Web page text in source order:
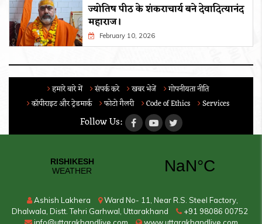
ज्योतिष पीठ के शंकराचार्य बने देवादित्यानंद
महाराज।
February 10, 2026
हमारे बारे में संपर्क करे खबर भेजें
गोपनीयता नीति
कॉपीराइट और ट्रेडमार्क
फोटो गैलरी Code of Ethics Services
Follow Us:
Ashish Lakhera
Ward No- 11, Near R.S. Steel Factory,
Dhalwala, Distt. Tehri Garhwal, Uttarakhand
+91 98086 00752